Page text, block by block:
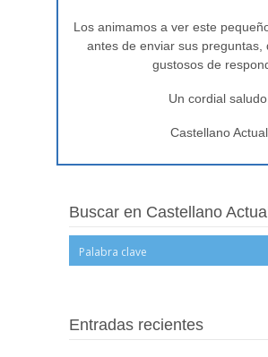
Los animamos a ver este
antes de enviar sus preguntas,
gustosos de
Un cordial saludo,
Castellano Actual
Buscar en Castellano Actual
Entradas recientes